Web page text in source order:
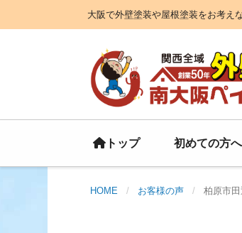
大阪で外壁塗装や屋根塗装をお考え
トップ 初めての方へ
HOME お客様の声 柏原市